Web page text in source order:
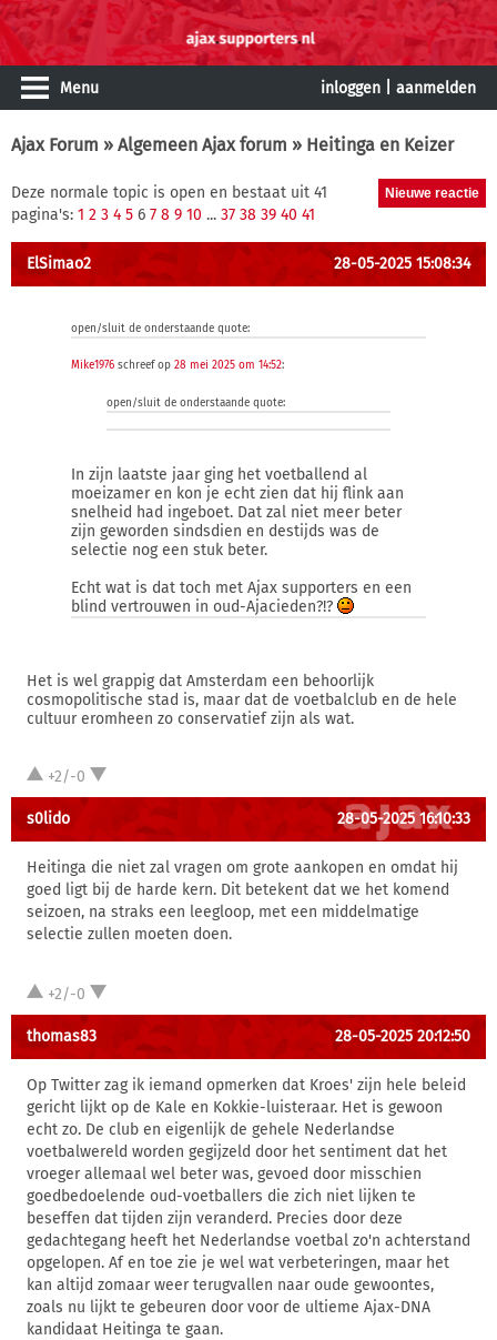
Menu inloggen aanmelden
Ajax Forum » Algemeen Ajax forum » Heitinga en Keizer
Deze normale topic is open en bestaat uit 41
pagina's: 1 2 3 4 5 6 7 8 9 10 ... 37 38 39 40 41
ElSimao2 28-05-2025 15:08:34
open/sluit de onderstaande quote:
Mike1976 schreef op 28 mei 2025 om 14:52:
open/sluit de onderstaande quote:
In zijn laatste jaar ging het voetballend al
moeizamer en kon je echt zien dat hij flink aan
snelheid had ingeboet. Dat zal niet meer beter
zijn geworden sindsdien en destijds was de
selectie nog een stuk beter.
Echt wat is dat toch met Ajax supporters en een
blind vertrouwen in oud-Ajacieden?!?
Het is wel grappig dat Amsterdam een behoorlijk
cosmopolitische stad is, maar dat de voetbalclub en de hele
cultuur eromheen zo conservatief zijn als wat.
+2/-0
s0lido 28-05-2025 16:10:33
Heitinga die niet zal vragen om grote aankopen en omdat hij
goed ligt bij de harde kern. Dit betekent dat we het komend
seizoen, na straks een leegloop, met een middelmatige
selectie zullen moeten doen.
+2/-0
thomas83 28-05-2025 20:12:50
Op Twitter zag ik iemand opmerken dat Kroes' zijn hele beleid
gericht lijkt op de Kale en Kokkie-luisteraar. Het is gewoon
echt zo. De club en eigenlijk de gehele Nederlandse
voetbalwereld worden gegijzeld door het sentiment dat het
vroeger allemaal wel beter was, gevoed door misschien
goedbedoelende oud-voetballers die zich niet lijken te
beseffen dat tijden zijn veranderd. Precies door deze
gedachtegang heeft het Nederlandse voetbal zo'n achterstand
opgelopen. Af en toe zie je wel wat verbeteringen, maar het
kan altijd zomaar weer terugvallen naar oude gewoontes,
zoals nu lijkt te gebeuren door voor de ultieme Ajax-DNA
kandidaat Heitinga te gaan.